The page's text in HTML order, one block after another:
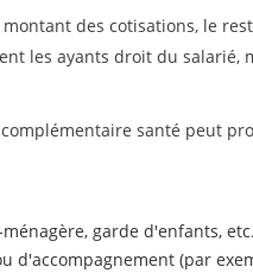
des cotisations, le
les ayants droit du salarié,
santé peut
garde d'enfants,
d'accompagnement (par